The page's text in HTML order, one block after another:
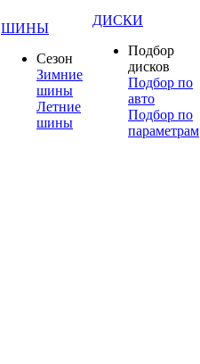
ШИНЫ
Сезон
Зимние
шины
Летние
шины
ДИСКИ
Подбор
дисков
Подбор по
авто
Подбор по
параметрам